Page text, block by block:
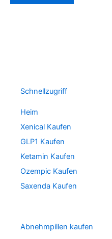
Schnellzugriff
Heim
Xenical Kaufen
GLP1 Kaufen
Ketamin Kaufen
Ozempic Kaufen
Saxenda Kaufen
Abnehmpillen kaufen